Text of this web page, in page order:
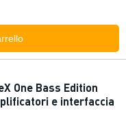
One Bass Edition
e interfaccia